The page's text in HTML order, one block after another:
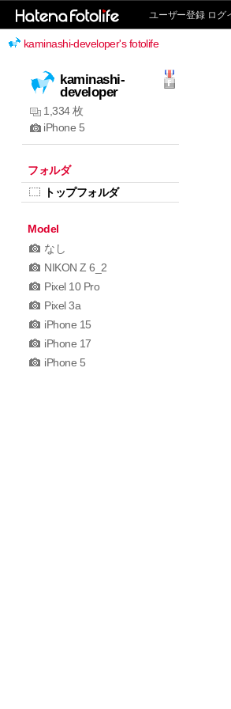
ユーザー登録 ログ
kaminashi-developer's fotolife
kaminashi-
developer
1,334 枚
iPhone 5
フォルダ
トップフォルダ
Model
なし
NIKON Z 6_2
Pixel 10 Pro
Pixel 3a
iPhone 15
iPhone 17
iPhone 5